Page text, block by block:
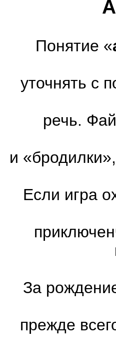
Понятие «
уточнять с
речь.
и
Если игра
За
прежде